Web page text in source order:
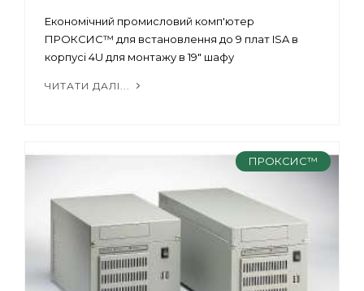
Економічний промисловий комп'ютер
ПРОКСИС™ для встановлення до 9 плат ISA в
корпусі 4U для монтажу в 19" шафу
ЧИТАТИ ДАЛІ...
ПРОКСИС™